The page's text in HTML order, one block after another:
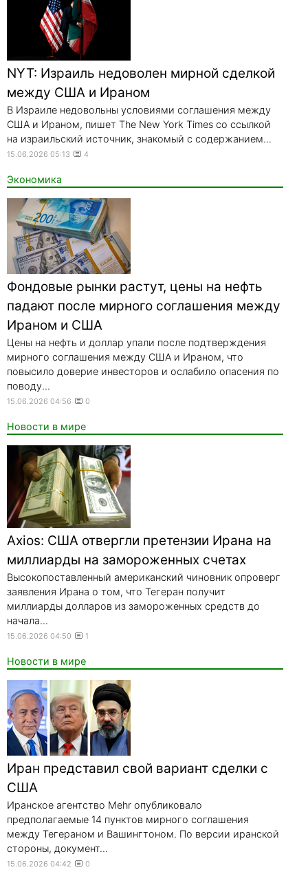
NYT: Израиль недоволен мирной сделкой
между США и Ираном
В Израиле недовольны условиями соглашения между
США и Ираном, пишет The New York Times со ссылкой
на израильский источник, знакомый с содержанием...
15.06.2026 05:13 4
Экономика
Фондовые рынки растут, цены на нефть
падают после мирного соглашения между
Ираном и США
Цены на нефть и доллар упали после подтверждения
мирного соглашения между США и Ираном, что
повысило доверие инвесторов и ослабило опасения по
поводу...
15.06.2026 04:56 0
Новости в мире
Axios: США отвергли претензии Ирана на
миллиарды на замороженных счетах
Высокопоставленный американский чиновник опроверг
заявления Ирана о том, что Тегеран получит
миллиарды долларов из замороженных средств до
начала...
15.06.2026 04:50 1
Новости в мире
Иран представил свой вариант сделки с
США
Иранское агентство Mehr опубликовало
предполагаемые 14 пунктов мирного соглашения
между Тегераном и Вашингтоном. По версии иранской
стороны, документ...
15.06.2026 04:42 0